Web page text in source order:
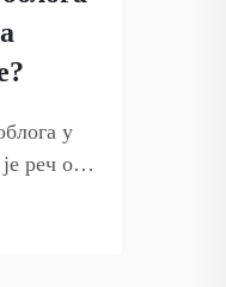
у
реч о
као